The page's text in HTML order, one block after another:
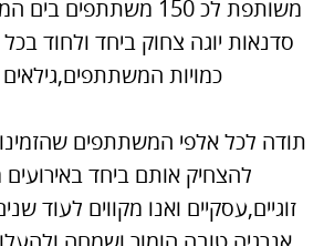
סדנאות יוגה צחוק ביחד ולחוד
כמויות המשתתפים,גילאים
תודה לכל אלפי המשתתפים שהזמינו
להצחיק אותם ביחד
זוגיים,עסקיים ואנו מקווים לעוד